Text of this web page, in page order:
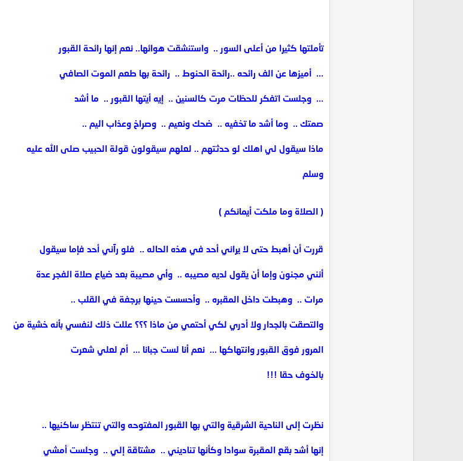
تأملتها كثيرا من أعلى السور .. ‏ واستنشقت هوائها.. ‏نعم إنها رائحة القبور
... ‏ أميزها عن الف رائحه ..‏رائحة الحنوط .. ‏ رائحة بها طعم الموت ‏الصافي
... ‏ وجلست اتفكر للحظات مرت كالسنين .. ‏ إيه أيتها القبور .. ‏ ما أشد
صمتك .. ‏ وما أشد ما تخفيه .. ‏ ضحك ونعيم .. ‏ وصراخ وعذاب اليم ..‏
ماذا سيقول لي اهلك لو حدثتهم ..‏ لعلهم سيقولون قولة الحبيب صلى الله عليه
وسلم
( الصلاة وما ملكت أيمانكم )
قررت أن أهبط حتى لا يراني أحد في هذه الحاله .. ‏ فلو رآني أحد فإما سيقول
أنني مجنون وإما أن يقول لديه مصيبه .. ‏ وأي مصيبة بعد ضياع صلاة الفجر عدة
مرات .. ‏ وهبطت داخل المقبره .. ‏ وأحسست حينها برجفة في القلب .. ‏
والتصقت بالجدار ولا أدري لكي أحتمي من ماذا ؟؟؟ عللت ذلك لنفسي بأنه خشية من
المرور فوق القبور وانتهاكها ... ‏ نعم أنا لست جبانا ... ‏ أم لعلي شعرت
بالخوف حقا !!!
نظرت إلى الناحية الشرقية والتي بها القبور المفتوحه والتي تنتظر ساكنيها .. ‏
إنها أشد بقع المقبرة سوادا وكأنها تناديني .. ‏ مشتاقة إلي .. ‏ وجلست أمشي